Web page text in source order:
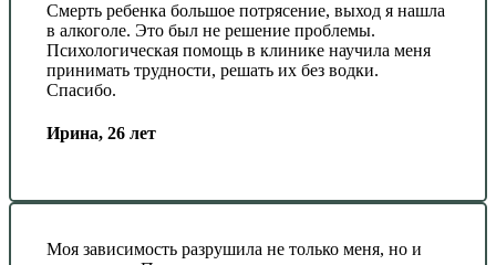
Смерть ребенка большое потрясение, выход я нашла
в алкоголе. Это был не решение проблемы.
Психологическая помощь в клинике научила меня
принимать трудности, решать их без водки.
Спасибо.
Ирина, 26 лет
Моя зависимость разрушила не только меня, но и